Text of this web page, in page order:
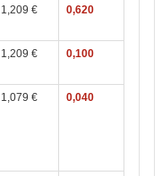
1,209 € 0,620
1,209 € 0,100
1,079 € 0,040